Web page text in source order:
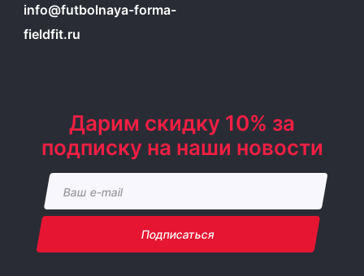
info@futbolnaya-forma-
fieldfit.ru
Дарим скидку 10% за
подписку на наши новости
Подписаться